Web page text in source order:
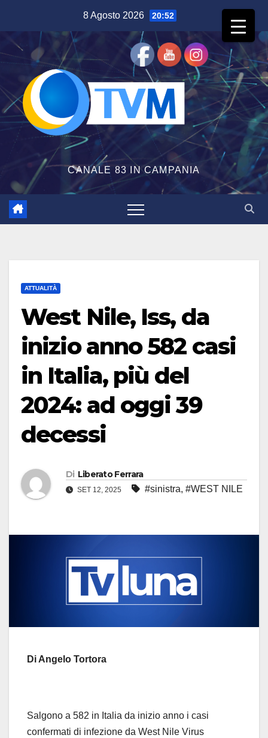
contenuto
8 Agosto 2026 20:52
CANALE 83 IN CAMPANIA
ATTUALITÀ
West Nile, Iss, da
inizio anno 582 casi
in Italia, più del
2024: ad oggi 39
decessi
Di Liberato Ferrara
SET 12, 2025 #sinistra, #WEST NILE
Di Angelo Tortora
Salgono a 582 in Italia da inizio anno i casi
confermati di infezione da West Nile Virus